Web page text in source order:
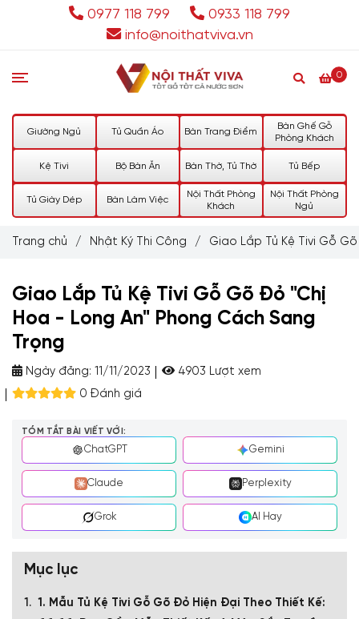
0977 118 799
0933 118 799
info@noithatviva.vn
0
Giường Ngủ Tủ Quần Áo Bàn Trang Điểm
Bàn Ghế Gỗ
Phòng Khách
Kệ Tivi Bộ Bàn Ăn Bàn Thờ, Tủ Thờ Tủ Bếp
Tủ Giày Dép Bàn Làm Việc
Nội Thất Phòng
Khách
Nội Thất Phòng
Ngủ
Trang chủ / Nhật Ký Thi Công / Giao Lắp Tủ Kệ Tivi Gỗ
Giao Lắp Tủ Kệ Tivi Gỗ Gõ Đỏ "Chị
Hoa - Long An" Phong Cách Sang
Trọng
Ngày đăng: 11/11/2023
4903 Lượt xem
0 Đánh giá
TÓM TẮT BÀI VIẾT VỚI:
ChatGPT Gemini
Claude Perplexity
Grok AI Hay
Mục lục
1. Mẫu Tủ Kệ Tivi Gỗ Gõ Đỏ Hiện Đại Theo Thiết Kế: